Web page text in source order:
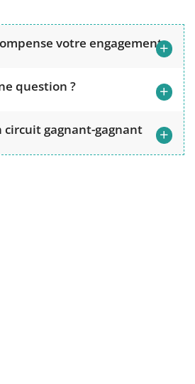
votre engagement+
question ? +
circuit gagnant-gagnant +